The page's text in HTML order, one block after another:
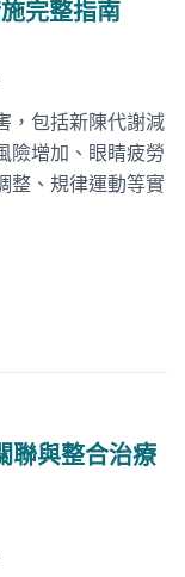
完整指南
，包括新陳代謝減
險增加、眼睛疲勞
整、規律運動等實
聯與整合治療